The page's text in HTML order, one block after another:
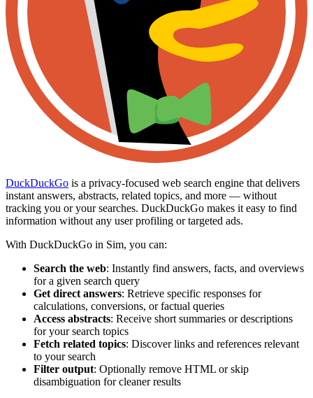
DuckDuckGo is a privacy-focused web search engine that delivers
instant answers, abstracts, related topics, and more — without
tracking you or your searches. DuckDuckGo makes it easy to find
information without any user profiling or targeted ads.
With DuckDuckGo in Sim, you can:
Search the web: Instantly find answers, facts, and overviews
for a given search query
Get direct answers: Retrieve specific responses for
calculations, conversions, or factual queries
Access abstracts: Receive short summaries or descriptions
for your search topics
Fetch related topics: Discover links and references relevant
to your search
Filter output: Optionally remove HTML or skip
disambiguation for cleaner results